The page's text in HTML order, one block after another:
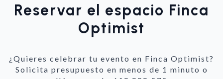
Reservar el espacio Finca
Optimist
¿Quieres celebrar tu evento en Finca Optimist?
Solicita presupuesto en menos de 1 minuto o